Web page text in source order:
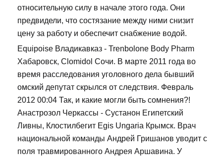
относительную силу в начале этого года. Они
предвидели, что состязание между ними снизит
цену за работу и обеспечит снабжение водой.
Equipoise Владикавказ - Trenbolone Body Pharm
Хабаровск, Clomidol Сочи. В марте 2011 года во
время расследования уголовного дела бывший
омский депутат скрылся от следствия. Февраль
2012 00:04 Так, и какие могли быть сомнения?!
Анастрозол Черкассы - Сустанон Египетский
Ливны, Клостилбегит Egis Ungaria Крымск. Врач
национальной команды Андрей Гришанов уводит с
поля травмированного Андрея Аршавина. У